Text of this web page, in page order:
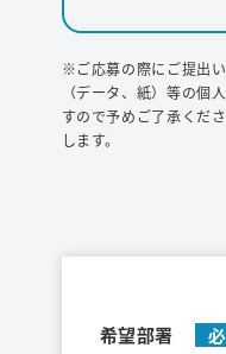
※ご応募の際にご提出
（データ、紙）等の個
すので予めご了承くだ
します。
希望部署